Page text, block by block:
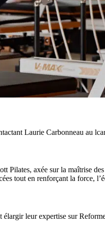
Laurie Carbonneau au
Pilates, axée sur la maîtrise
tout en renforçant la force,
élargir leur expertise sur